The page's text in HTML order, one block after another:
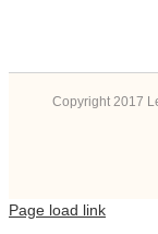
Copyright 2017
Page load link